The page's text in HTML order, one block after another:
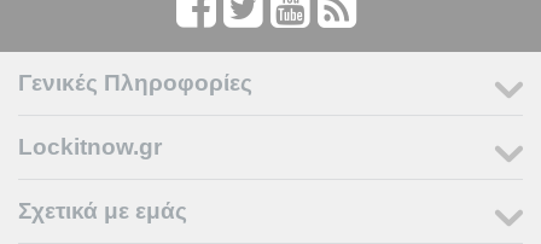
Γενικές Πληροφορίες
Lockitnow.gr
Σχετικά με εμάς